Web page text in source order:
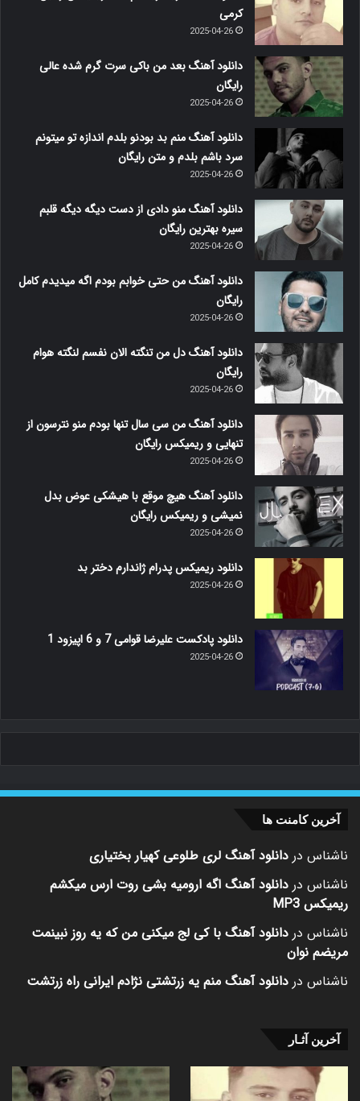
کرمی
2025-04-26
دانلود آهنگ بعد من باکی سرت گرم شده عالی
رایگان
2025-04-26
دانلود آهنگ منم بد بودنو بلدم اندازه تو میتونم
سرد باشم بلدم و متن رایگان
2025-04-26
دانلود آهنگ منو دادی از دست دیگه دیگه قلبم
سیره بهترین رایگان
2025-04-26
دانلود آهنگ من حتی خوابم بودم اگه میدیدم کامل
رایگان
2025-04-26
دانلود آهنگ دل من تنگته الان نفسم لنگته هوام
رایگان
2025-04-26
دانلود آهنگ من سی سال تنها بودم منو نترسون از
تنهایی و ریمیکس رایگان
2025-04-26
دانلود آهنگ هیچ موقع با هیشکی عوض بدل
نمیشی و ریمیکس رایگان
2025-04-26
دانلود ریمیکس پدرام ژاندارم دختر بد
2025-04-26
دانلود پادکست علیرضا قوامی 7 و 6 اپیزود 1
2025-04-26
آخرین کامنت ها
ناشناس در دانلود آهنگ لری طلوعی کهیار بختیاری
ناشناس در دانلود آهنگ اگه ارومیه بشی روت ارس میکشم
ریمیکس MP3
ناشناس در دانلود آهنگ با کی لج میکنی من که یه روز نبینمت
مریضم نوان
ناشناس در دانلود آهنگ منم یه زرتشتی نژادم ایرانی راه زرتشت
آخرین آثـار